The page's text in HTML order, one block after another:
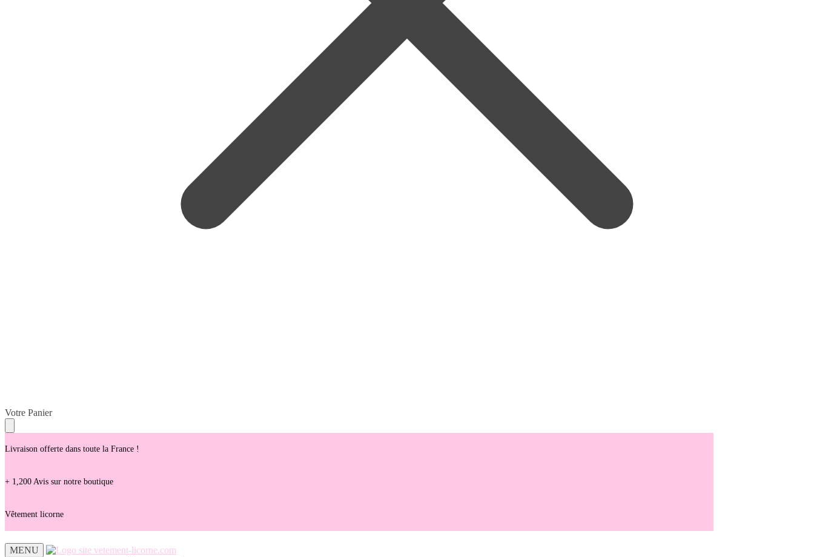
Skip
to
navigation
Skip
to
content
Votre Panier
Livraison offerte dans toute la France !
+ 1,200 Avis sur notre boutique
Vêtement licorne
MENU